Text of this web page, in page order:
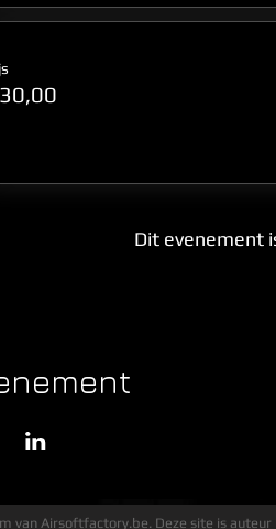
Dit evenement
van Airsoftfactory.be. Deze site is auteur